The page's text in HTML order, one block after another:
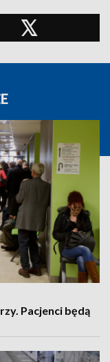
Pacjenci będą